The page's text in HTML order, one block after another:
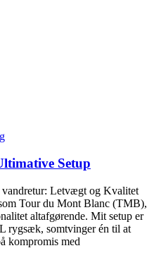
Setup
vandretur: Letvægt og Kvalitet
Tour du Mont Blanc (TMB),
altafgørende. Mit setup er
rygsæk, somtvinger én til at
kompromis med